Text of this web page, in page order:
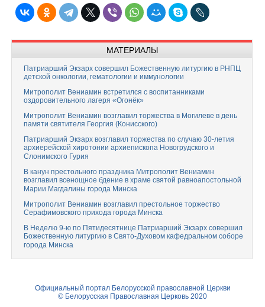
МАТЕРИАЛЫ
Патриарший Экзарх совершил Божественную литургию в РНПЦ
детской онкологии, гематологии и иммунологии
Митрополит Вениамин встретился с воспитанниками
оздоровительного лагеря «Огонёк»
Митрополит Вениамин возглавил торжества в Могилеве в день
памяти святителя Георгия (Конисского)
Патриарший Экзарх возглавил торжества по случаю 30-летия
архиерейской хиротонии архиепископа Новогрудского и
Слонимского Гурия
В канун престольного праздника Митрополит Вениамин
возглавил всенощное бдение в храме святой равноапостольной
Марии Магдалины города Минска
Митрополит Вениамин возглавил престольное торжество
Серафимовского прихода города Минска
В Неделю 9-ю по Пятидесятнице Патриарший Экзарх совершил
Божественную литургию в Свято-Духовом кафедральном соборе
города Минска
Официальный портал Белорусской православной Церкви
© Белорусская Православная Церковь 2020